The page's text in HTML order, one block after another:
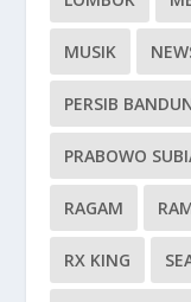
MUSIK
PERSIB
PRABOWO
RAGAM
RX KING